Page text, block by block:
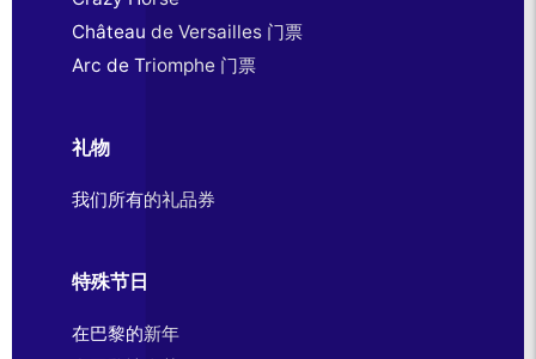
Château de Versailles 门票
Arc de Triomphe 门票
礼物
我们所有的礼品券
特殊节日
在巴黎的新年